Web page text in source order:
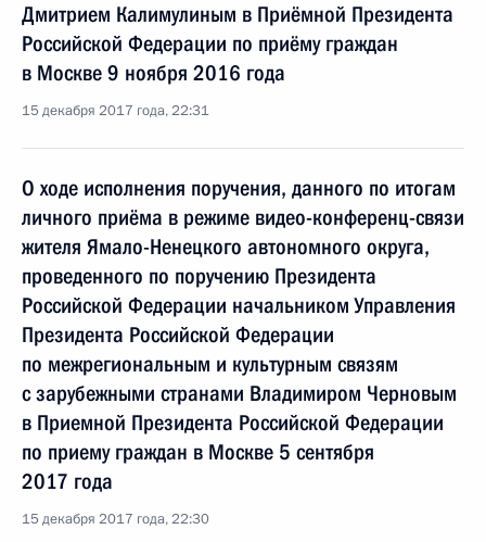
Дмитрием Калимулиным в Приёмной Президента
Российской Федерации по приёму граждан
в Москве 9 ноября 2016 года
15 декабря 2017 года, 22:31
О ходе исполнения поручения, данного по итогам
личного приёма в режиме видео-конференц-связи
жителя Ямало-Ненецкого автономного округа,
проведенного по поручению Президента
Российской Федерации начальником Управления
Президента Российской Федерации
по межрегиональным и культурным связям
с зарубежными странами Владимиром Черновым
в Приемной Президента Российской Федерации
по приему граждан в Москве 5 сентября
2017 года
15 декабря 2017 года, 22:30